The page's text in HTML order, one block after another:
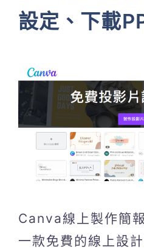
設定、下載
Canva線上製作簡
一款免費的線上設